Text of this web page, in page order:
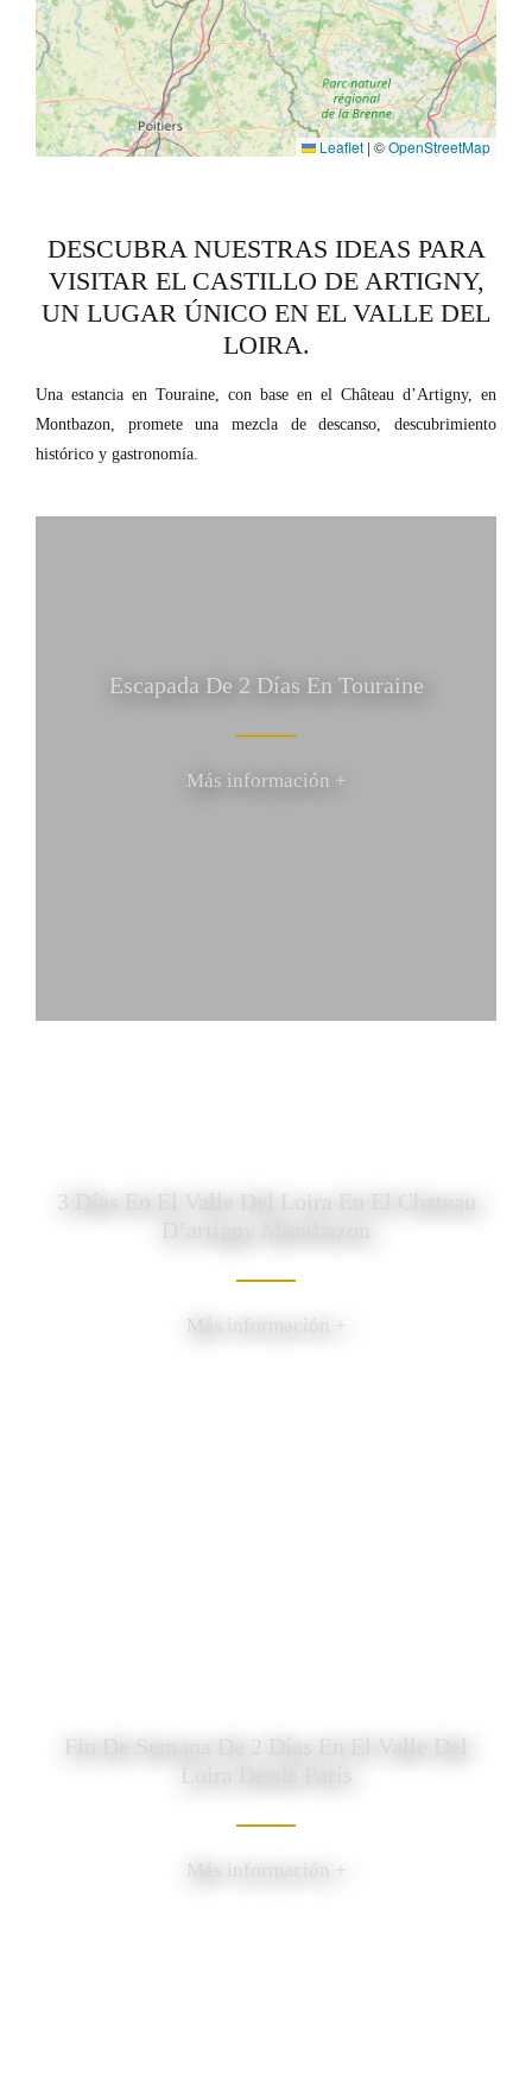
Leaflet | ©OpenStreetMap
DESCUBRA NUESTRAS IDEAS PARA
VISITAR EL CASTILLO DE ARTIGNY,
UN LUGAR ÚNICO EN EL VALLE DEL
LOIRA.
Una estancia en Touraine, con base en el Château d’Artigny, en
Montbazon, promete una mezcla de descanso, descubrimiento
histórico y gastronomía.
Escapada De 2 Días En Touraine
Más información +
3 Días En El Valle Del Loira En El Chateau
Más información +
Fin De Semana De 2 Días En El Valle Del
Más información +